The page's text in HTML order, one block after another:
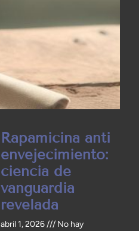
Rapamicina anti
envejecimiento:
ciencia de
vanguardia
revelada
abril 1, 2026
No hay